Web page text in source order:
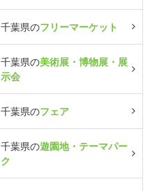
千葉県のフリーマーケット
千葉県の美術展・博物展・展
示会
千葉県のフェア
千葉県の遊園地・テーマパー
ク